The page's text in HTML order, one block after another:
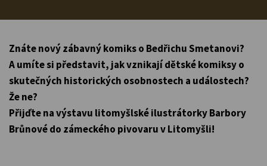
Znáte nový zábavný komiks o Bedřichu Smetanovi?
A umíte si představit, jak vznikají dětské komiksy o
skutečných historických osobnostech a událostech?
Že ne?
Přijďte na výstavu litomyšlské ilustrátorky Barbory
Brůnové do zámeckého pivovaru v Litomyšli!